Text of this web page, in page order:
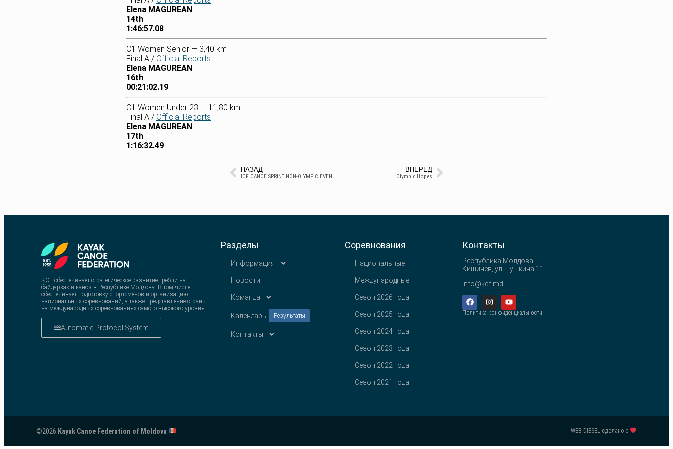
Elena MAGUREAN
14th
1:46:57.08
C1 Women Senior — 3,40 km
Final A / Official Reports
Elena MAGUREAN
16th
00:21:02.19
C1 Women Under 23 — 11,80 km
Final A / Official Reports
Elena MAGUREAN
17th
1:16:32.49
НАЗАД
ICF CANOE SPRINT NON-OLYMPIC EVENTS WORLD CHAMPIONSHIPS
ВПЕРЕД
Olympic Hopes
KCF обеспечивает стратегическое развитие гребли на
байдарках и каноэ в Республике Молдова. В том числе,
обеспечивает подготовку спортсменов и организацию
национальных соревнований, а также представление страны
на международных соревнованиях самого высокого уровня
Automatic Protocol System
Разделы
Информация
Новости
Команда
Календарь Результаты
Контакты
Соревнования
Национальные
Международные
Сезон 2026 года
Сезон 2025 года
Сезон 2024 года
Сезон 2023 года
Сезон 2022 года
Сезон 2021 года
Контакты
Республика Молдова
Кишинев, ул. Пушкина 11
info@kcf.md
Политика конфиденциальности
©2026 Kayak Canoe Federation of Moldova WEB DIESEL сделано с